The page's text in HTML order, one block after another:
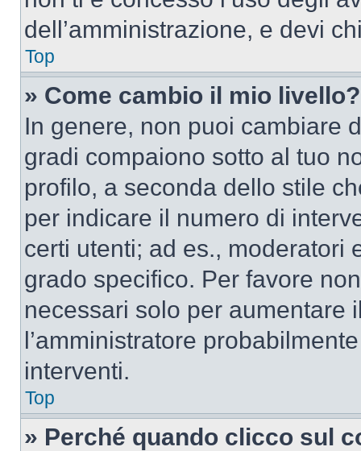
dell’amministrazione, e devi
Top
» Come cambio il mio livello?
In genere, non puoi cambiare
gradi compaiono sotto al tuo
profilo, a seconda dello stile
per indicare il numero di
certi utenti; ad es., moderatori
grado specifico. Per favore
necessari solo per aumentare
l’amministratore
interventi.
Top
» Perché quando clicco sul